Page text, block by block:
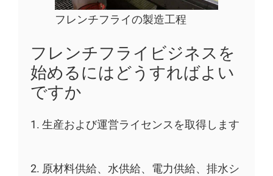
フレンチフライの製造工程
フレンチフライビジネスを
始めるにはどうすればよい
ですか
1. 生産および運営ライセンスを取得します
2. 原材料供給、水供給、電力供給、排水シ